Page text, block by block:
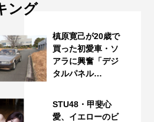
ング
槙原寛己が20歳で
買った初愛車・ソ
アラに興奮「デジ
タルパネル…
STU48・甲斐心
愛、イエローのビ